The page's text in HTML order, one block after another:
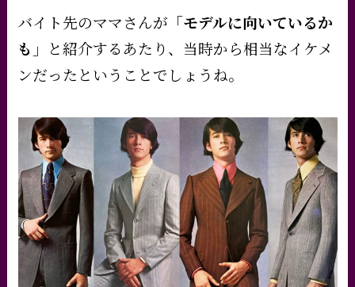
バイト先のママさんが 「モデルに向いているか
も」 と紹介するあたり、当時から相当なイケメ
ンだったということでしょうね。